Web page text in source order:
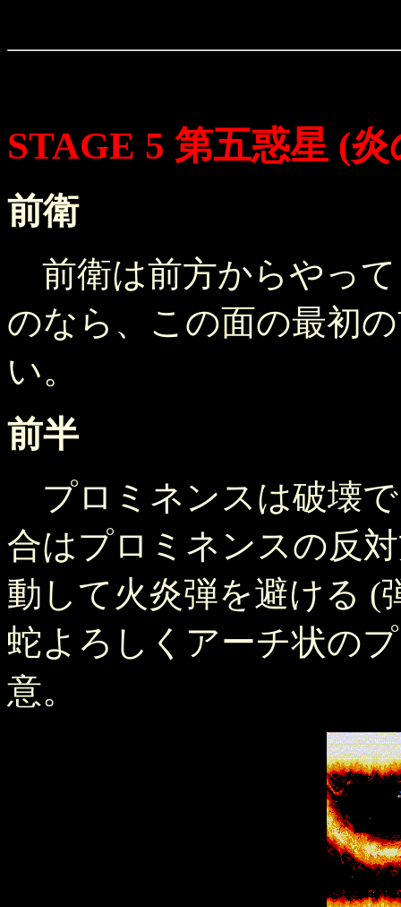
STAGE 5 第五惑星 (
前衛
前衛は前方からやっ
のなら、この面の最初
い。
前半
プロミネンスは破壊
合はプロミネンスの反
動して火炎弾を避ける (
蛇よろしくアーチ状の
意。